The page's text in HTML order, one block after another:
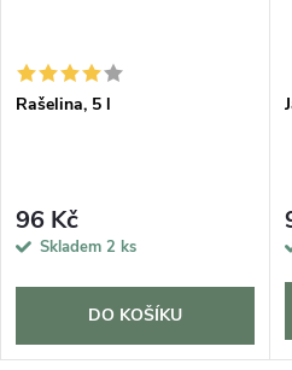
Rašelina, 5 l
96 Kč
Skladem 2 ks
DO KOŠÍKU